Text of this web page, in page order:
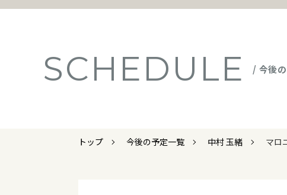
SCHEDULE / 今後
トップ 今後の予定一覧 中村 玉緒 マロ